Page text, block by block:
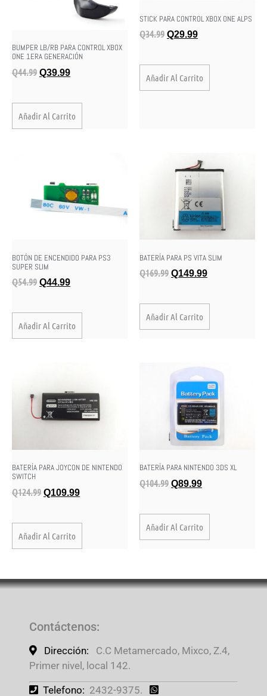
BUMPER LB/RB PARA CONTROL XBOX
ONE 1ERA GENERACIÓN
Q44.99 Q39.99
Añadir Al Carrito
STICK PARA CONTROL XBOX ONE ALPS
Q34.99 Q29.99
Añadir Al Carrito
BOTÓN DE ENCENDIDO PARA PS3
SUPER SLIM
Q54.99 Q44.99
Añadir Al Carrito
BATERÍA PARA PS VITA SLIM
Q169.99 Q149.99
Añadir Al Carrito
BATERÍA PARA JOYCON DE NINTENDO
SWITCH
Q124.99 Q109.99
Añadir Al Carrito
BATERÍA PARA NINTENDO 3DS XL
Q104.99 Q89.99
Añadir Al Carrito
Contáctenos:
Dirección:
C.C Metamercado, Mixco, Z.4,
Primer nivel, local 142.
Telefono: 2432-9375.